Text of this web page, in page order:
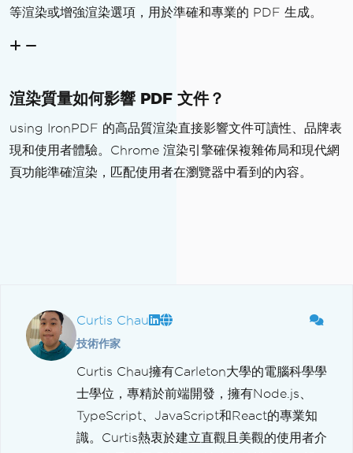
等渲染或增強渲染選項，用於準確和專業的 PDF 生成。
渲染質量如何影響 PDF 文件？
using IronPDF 的高品質渲染直接影響文件可讀性、品牌表
現和使用者體驗。Chrome 渲染引擎確保複雜佈局和現代網
頁功能準確渲染，匹配使用者在瀏覽器中看到的內容。
Curtis Chau
技術作家
Curtis Chau擁有Carleton大學的電腦科學學
士學位，專精於前端開發，擁有Node.js、
TypeScript、JavaScript和React的專業知
識。Curtis熱衷於建立直觀且美觀的使用者介